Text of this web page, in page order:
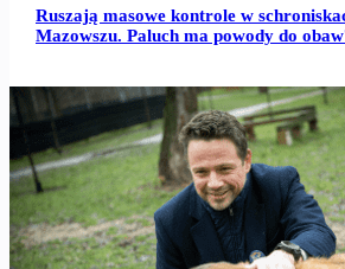
Ruszają masowe kontrole w
Mazowszu. Paluch ma powody do